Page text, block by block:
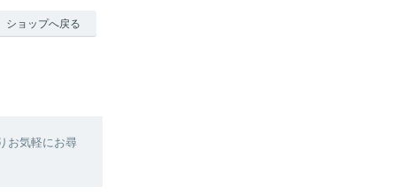
ショップへ戻る
お気軽にお尋